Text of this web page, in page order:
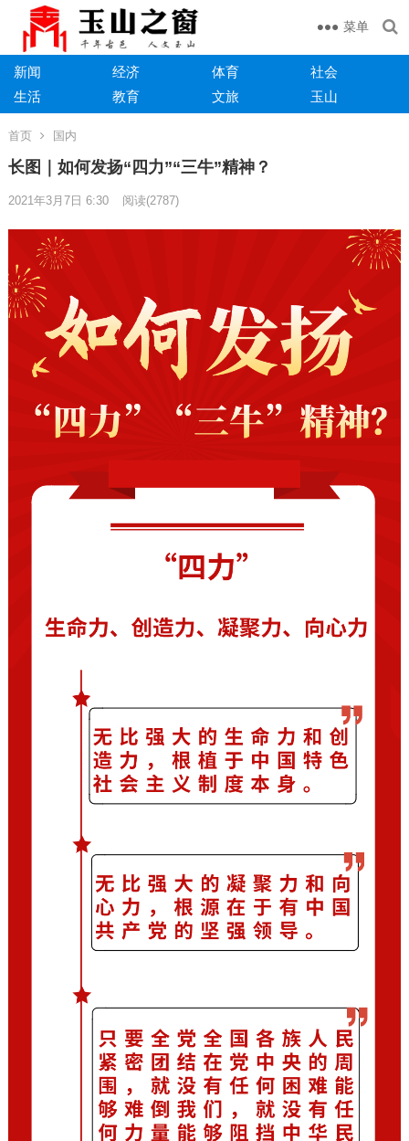
菜单
新闻 经济 体育
社会
生活
教育 文旅 玉山
首页 国内
长图｜如何发扬“四力”“三牛”精神？
2021年3月7日 6:30 阅读(2787)